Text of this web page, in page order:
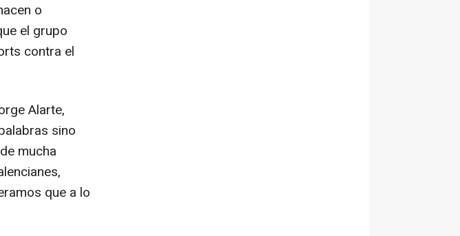
o
el grupo
contra el
Alarte,
sino
mucha
que a lo